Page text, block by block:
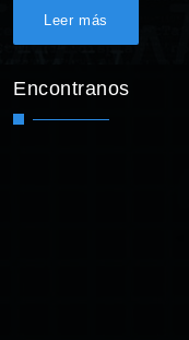
Leer más
Encontranos